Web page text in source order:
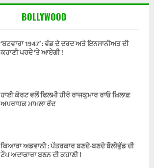
BOLLYWOOD
‘ਬਟਵਾਰਾ 1947’ : ਵੰਡ ਦੇ ਦਰਦ ਅਤੇ ਇਨਸਾਨੀਅਤ ਦੀ
ਕਹਾਣੀ ਪਰਦੇ ‘ਤੇ ਆਏਗੀ !
ਹਾਈ ਕੋਰਟ ਵਲੋਂ ਫਿਲਮੀ ਹੀਰੋ ਰਾਜਕੁਮਾਰ ਰਾਓ ਖ਼ਿਲਾਫ਼
ਅਪਰਾਧਕ ਮਾਮਲਾ ਰੱਦ
ਕਿਆਰਾ ਅਡਵਾਨੀ : ਪੱਤਰਕਾਰ ਬਣਦੇ-ਬਣਦੇ ਬੌਲੀਵੁੱਡ ਦੀ
ਟੌਪ ਅਦਾਕਾਰਾ ਬਣਨ ਦੀ ਕਹਾਣੀ !